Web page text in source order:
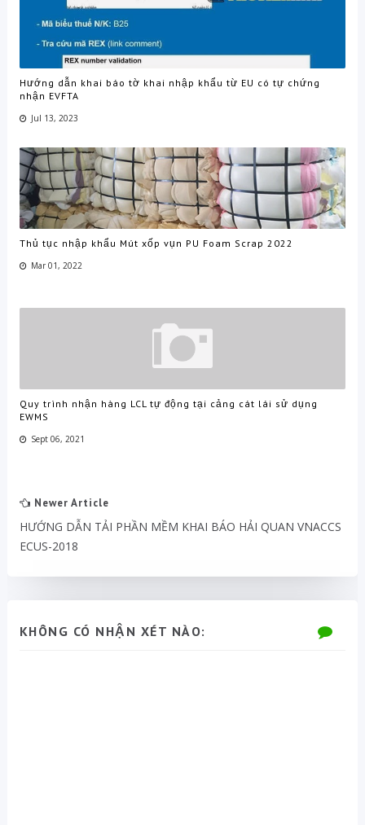
Hướng dẫn khai báo tờ khai nhập khẩu từ EU có tự chứng
nhận EVFTA
Jul 13, 2023
Thủ tục nhập khẩu Mút xốp vụn PU Foam Scrap 2022
Mar 01, 2022
Quy trình nhận hàng LCL tự động tại cảng cát lái sử dụng
EWMS
Sept 06, 2021
Newer Article
HƯỚNG DẪN TẢI PHẦN MỀM KHAI BÁO HẢI QUAN VNACCS
ECUS-2018
KHÔNG CÓ NHẬN XÉT NÀO: